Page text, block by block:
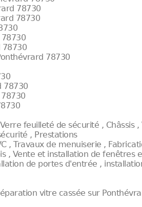
78730
78730
78730
78730
78730
feuilleté de sécurité , Châssis
, Prestations
, Travaux de menuiserie ,
, Vente et installation de fenêtres
de portes d'entrée ,
vitre cassée sur